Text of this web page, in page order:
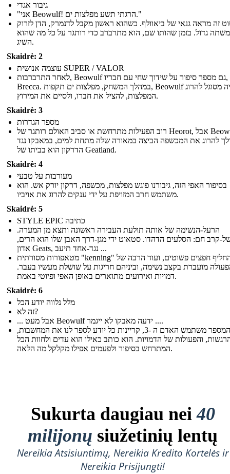
גיבור אגדי
"אני Beowulf! הרגתי תשע מפלצות ים."
זה מראה גנאי של ביאוולף. כשהוא ראשון מקבל לדנמרק, הדן לזרוק
גדול. בזמן שהותו שם, הוא מתרברב כדי רותגר על כל מה שהוא
השיג.
Skaidrė: 2
עוצמה אנושית SUPER / VALOR
לאחר התרברבות, Beowulf גם מספר סיפור על שידוך שחי עם חבריו,
Brecca. במהלך המשחק, מפלצות ים תקפות, Beowulf היה מסוגל להרוג
המפלצות, להציל את חברו, ולסיים את המירוץ.
Skaidrė: 3
מספר הגדרות
רוב הפעילות מתרחשת או סביב האולם רותגר של Heorot, אבל Beowulf גם
להרוג את המכשפה הביצה במאורה שלה מתחת למים, במאבקו נגד
הדרקון הוא בביתו של Geatland.
Skaidrė: 4
מעורבות על טבעי
בסיפור האפי הזה, גיבורנו פוגש מפלצות, מכשפה, דרקון יורק אש. הוא
משתמש חרב המזויפת על ידי ענקים להרוג את אויביו.
Skaidrė: 5
STYLE EPIC כתיבה
הרעל-הנשימה של אותה תולעת העבירה ראשונה ותצא מן המערה.
קרב חם: הסלעים הדהדו. סטאוט ידי מגן-דרך האבן שלו הוא הרים,
אדון Geats, נגד-אחד תיעב ...
מטאפורות מסורתית "kenning" להחליף חפצים פשוטים, ועוד הרבה של
מועברת בקצב נשימה, וביניהם חריגות על שושלת מעשיו בעבר.
דמויות ואירועים מתוארים באופן האפי ופיוטי באמת.
Skaidrė: 6
מלל נלווה יודע הכל
זה לא?
... אבל מעט Beowulf ידעה מאבקו לא ייגמר ....
המספר משתמש האדם ה -3, קריינות כל יודע לספר לנו את המחשבות,
והפעולות של הדמויות. הוא כותב כאילו הוא עדים ולחוות הכל
המתרחש בסיפור ולפעמים אפילו מקלקל מה הלאה.
Sukurta daugiau nei40
milijonų siužetinių lentų
Nereikia Atsisiuntimų, Nereikia Kredito Kortelės ir
Nereikia Prisijungti!